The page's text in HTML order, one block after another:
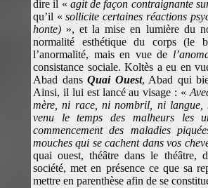
dire il « agit de façon contraignante
qu’il «sollicite certaines réactions
honte) », et la mise en lumière du
normalité esthétique du corps (le
l’anormalité, mais en vue de
consistance sociale. Koltès a eu en
Abad dansQuai Ouest, Abad qui
Ainsi, il lui est lancé au visage : «
mère, ni race, ni nombril, ni
venu le temps des malheurs les
commencement des maladies
mouches qui se cachent dans vos
quai ouest, théâtre dans le théâtre,
société, met en présence ce que sa
mettre en parenthèse afin de se